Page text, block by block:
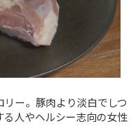
ー。豚肉より淡白でしつ
人やヘルシー志向の女性